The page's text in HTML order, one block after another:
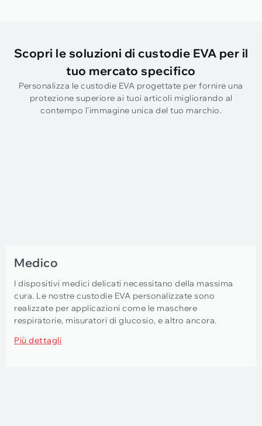
Scopri le soluzioni di custodie EVA per il
tuo mercato specifico
Personalizza le custodie EVA progettate per fornire una
protezione superiore ai tuoi articoli migliorando al
contempo l'immagine unica del tuo marchio.
Medico
I dispositivi medici delicati necessitano della massima
cura. Le nostre custodie EVA personalizzate sono
realizzate per applicazioni come le maschere
respiratorie, misuratori di glucosio, e altro ancora.
Più dettagli